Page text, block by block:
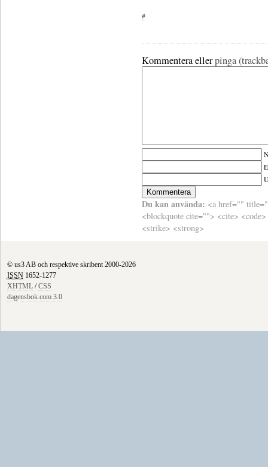
#
Kommentera ellerpinga
Du kan använda: <a href=""
<blockquote cite=""> <cite>
<strike> <strong>
© us3 AB och respektive skribent 2000-2026
ISSN1652-1277
XHTML/CSS
dagensbok.com 3.0